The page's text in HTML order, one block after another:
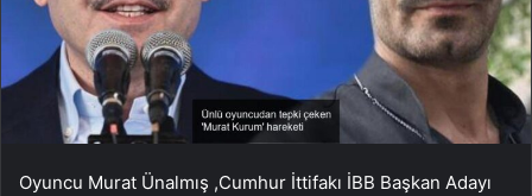
Oyuncu Murat Ünalmış ,Cumhur İttifakı İBB Başkan Adayı